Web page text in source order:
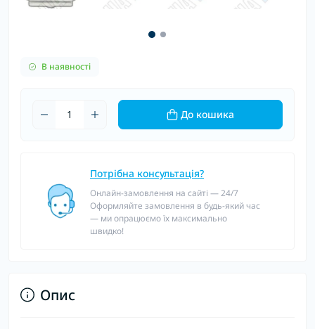
В наявності
До кошика
Потрібна консультація?
Онлайн-замовлення на сайті — 24/7
Оформляйте замовлення в будь-який час
— ми опрацюємо їх максимально
швидко!
Опис